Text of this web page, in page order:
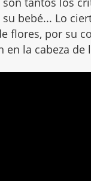
bebé... Lo
flores, por su
la cabeza de